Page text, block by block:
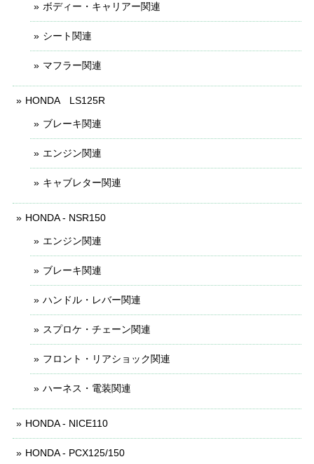
ボディー・キャリアー関連
シート関連
マフラー関連
HONDA LS125R
ブレーキ関連
エンジン関連
キャブレター関連
HONDA - NSR150
エンジン関連
ブレーキ関連
ハンドル・レバー関連
スプロケ・チェーン関連
フロント・リアショック関連
ハーネス・電装関連
HONDA - NICE110
HONDA - PCX125/150